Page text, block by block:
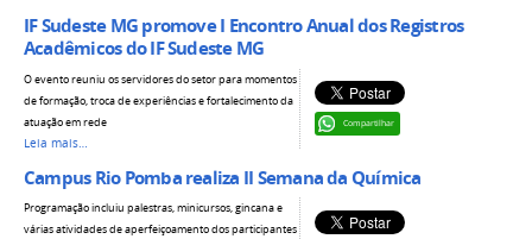
IF Sudeste MG promove I Encontro Anual dos Registros
Acadêmicos do IF Sudeste MG
Compartilhar
O evento reuniu os servidores do setor para momentos
de formação, troca de experiências e fortalecimento da
atuação em rede
Leia mais…
Campus Rio Pomba realiza II Semana da Química
Programação incluiu palestras, minicursos, gincana e
várias atividades de aperfeiçoamento dos participantes